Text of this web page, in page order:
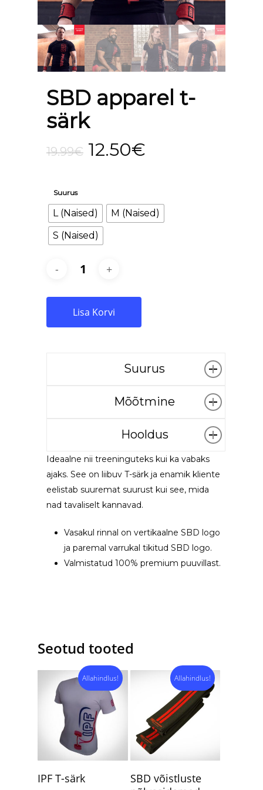
SBD apparel t-
särk
19.99€ Algne
19.99€.
12.50€
12.50€.
Suurus
L (Naised)
M (Naised)
S (Naised)
Lisa Korvi
Suurus
Mehed Naised
90-96 80-84
S 96-102 84-88
M 102-108 88-92
XL 114-122 96-100
122-130 100-104
5XL 146-154
Mõõtmine
Mõõtke oma rinnaümbermõõt.
Hooldus
Soovitame särki pesta
temperatuuril kuni 30°C.
Võimalusel laske särgil õhu käes
triikimist, sest see võib trükki
kahjustada.
Ideaalne nii treeninguteks kui ka vabaks
ajaks. See on liibuv T-särk ja enamik kliente
eelistab suuremat suurust kui see, mida
nad tavaliselt kannavad.
Vasakul rinnal on vertikaalne SBD logo
ja paremal varrukal tikitud SBD logo.
Valmistatud 100% premium puuvillast.
Seotud tooted
Allahindlus!
Vali
IPF T-särk
Allahindlus!
Vali
SBD võistluste